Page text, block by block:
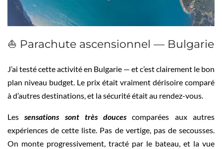
⛵ Parachute ascensionnel — Bulgarie
J’ai testé cette activité en Bulgarie — et c’est clairement le bon
plan niveau budget. Le prix était vraiment dérisoire comparé
à d’autres destinations, et la sécurité était au rendez-vous.
Lessensations sont très doucescomparées aux autres
expériences de cette liste. Pas de vertige, pas de secousses.
On monte progressivement, tracté par le bateau, et la vue